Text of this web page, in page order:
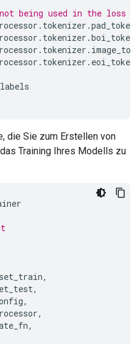
being used in the loss
. tokenizer .
. tokenizer .
. tokenizer .
. tokenizer .
labels
die Sie zum Erstellen von
Training Ihres Modells zu
,
,
,
,
,